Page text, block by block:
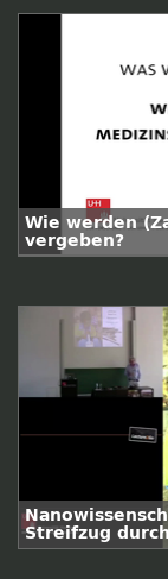
Wie werden
vergeben?
Streifzug